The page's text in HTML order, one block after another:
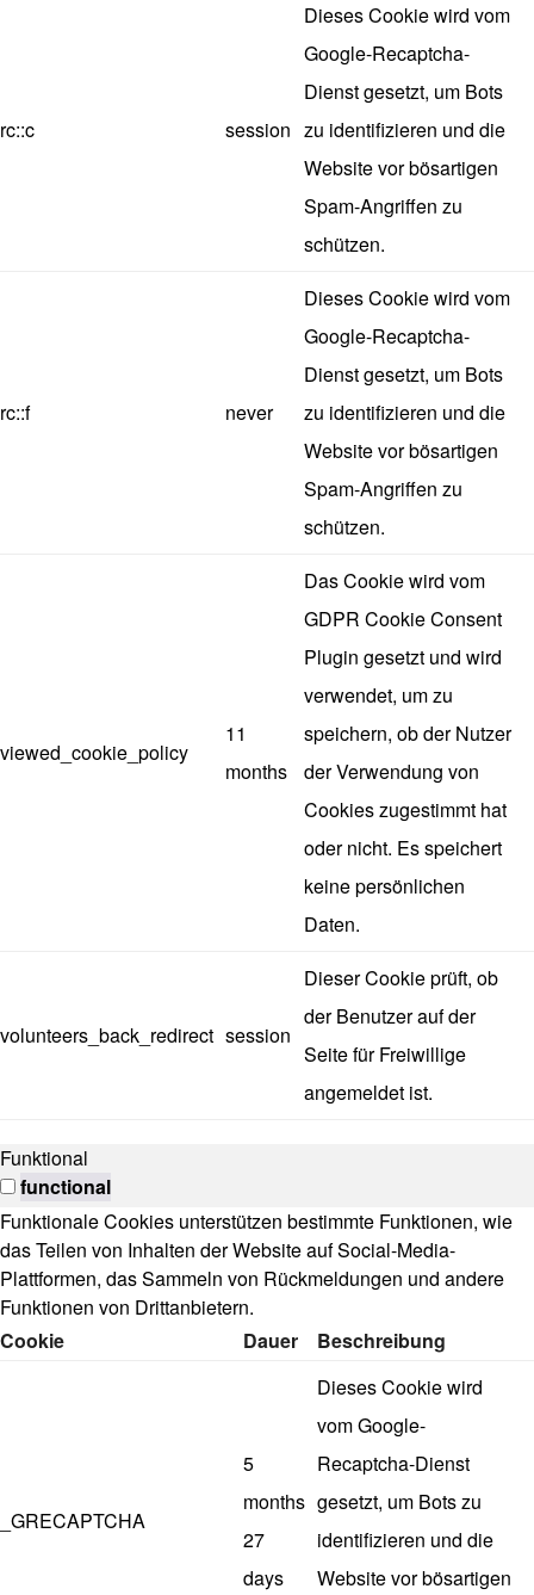
rc::c session
Dieses Cookie wird vom
Google-Recaptcha-
Dienst gesetzt, um Bots
zu identifizieren und die
Website vor bösartigen
Spam-Angriffen zu
schützen.
rc::f never
Dieses Cookie wird vom
Google-Recaptcha-
Dienst gesetzt, um Bots
zu identifizieren und die
Website vor bösartigen
Spam-Angriffen zu
schützen.
viewed_cookie_policy
11
months
Das Cookie wird vom
GDPR Cookie Consent
Plugin gesetzt und wird
verwendet, um zu
speichern, ob der Nutzer
der Verwendung von
Cookies zugestimmt hat
oder nicht. Es speichert
keine persönlichen
Daten.
volunteers_back_redirect session
Dieser Cookie prüft, ob
der Benutzer auf der
Seite für Freiwillige
angemeldet ist.
Funktional
functional
Funktionale Cookies unterstützen bestimmte Funktionen, wie
das Teilen von Inhalten der Website auf Social-Media-
Plattformen, das Sammeln von Rückmeldungen und andere
Funktionen von Drittanbietern.
Cookie
Dauer Beschreibung
_GRECAPTCHA
5
months
27
days
Dieses Cookie wird
vom Google-
Recaptcha-Dienst
gesetzt, um Bots zu
identifizieren und die
Website vor bösartigen